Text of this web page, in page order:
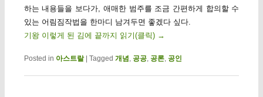
하는 내용들을 보다가, 애매한 범주를 조금 간편하게 합의할 수
있는 어림짐작법을 한마디 남겨두면 좋겠다 싶다.
기왕 이렇게 된 김에 끝까지 읽기(클릭) →
Posted in 아스트랄 | Tagged 개념 공공, 공론, 공인